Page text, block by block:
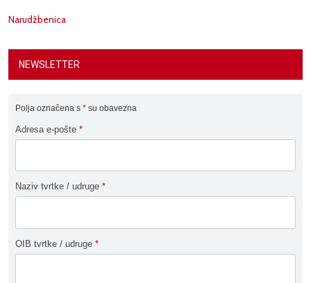
Narudžbenica
NEWSLETTER
Polja označena s * su obavezna
Adresa e-pošte *
Naziv tvrtke / udruge *
OIB tvrtke / udruge *